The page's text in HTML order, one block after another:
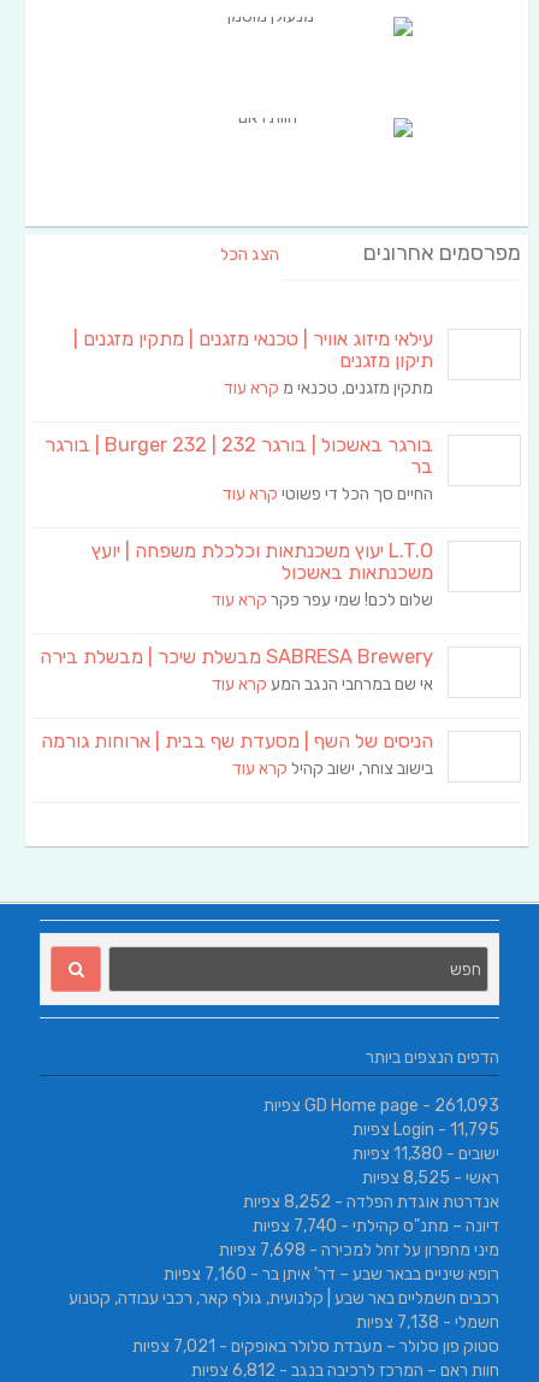
מפרסמים אחרונים הצג הכל
עילאי מיזוג אוויר | טכנאי מזגנים | מתקין מזגנים |
תיקון מזגנים
מתקין מזגנים, טכנאי מ קרא עוד
בורגר באשכול | בורגר 232 | Burger 232 | בורגר
בר
החיים סך הכל די פשוטי קרא עוד
L.T.O יעוץ משכנתאות וכלכלת משפחה | יועץ
משכנתאות באשכול
שלום לכם! שמי עפר פקר קרא עוד
SABRESA Brewery מבשלת שיכר | מבשלת בירה
אי שם במרחבי הנגב המע קרא עוד
הניסים של השף | מסעדת שף בבית | ארוחות גורמה
בישוב צוחר, ישוב קהיל קרא עוד
הדפים הנצפים ביותר
GD Home page - 261,093 צפיות
Login - 11,795 צפיות
ישובים - 11,380 צפיות
ראשי - 8,525 צפיות
אנדרטת אוגדת הפלדה - 8,252 צפיות
דיונה – מתנ"ס קהילתי - 7,740 צפיות
מיני מחפרון על זחל למכירה - 7,698 צפיות
רופא שיניים בבאר שבע – דר' איתן בר - 7,160 צפיות
רכבים חשמליים באר שבע | קלנועית, גולף קאר, רכבי עבודה, קטנוע
חשמלי - 7,138 צפיות
סטוק פון סלולר – מעבדת סלולר באופקים - 7,021 צפיות
חוות ראם – המרכז לרכיבה בנגב - 6,812 צפיות